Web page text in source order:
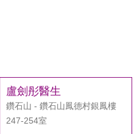
盧劍彤醫生
鑽石山 - 鑽石山鳳德村銀鳳樓
247-254室